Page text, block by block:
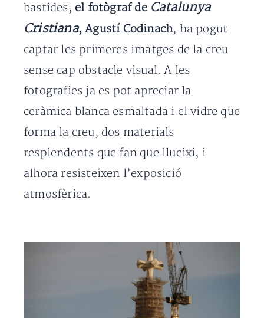
bastides, el fotògraf de Catalunya
Cristiana, Agustí Codinach, ha pogut
captar les primeres imatges de la creu
sense cap obstacle visual. A les
fotografies ja es pot apreciar la
ceràmica blanca esmaltada i el vidre que
forma la creu, dos materials
resplendents que fan que llueixi, i
alhora resisteixen l’exposició
atmosfèrica.